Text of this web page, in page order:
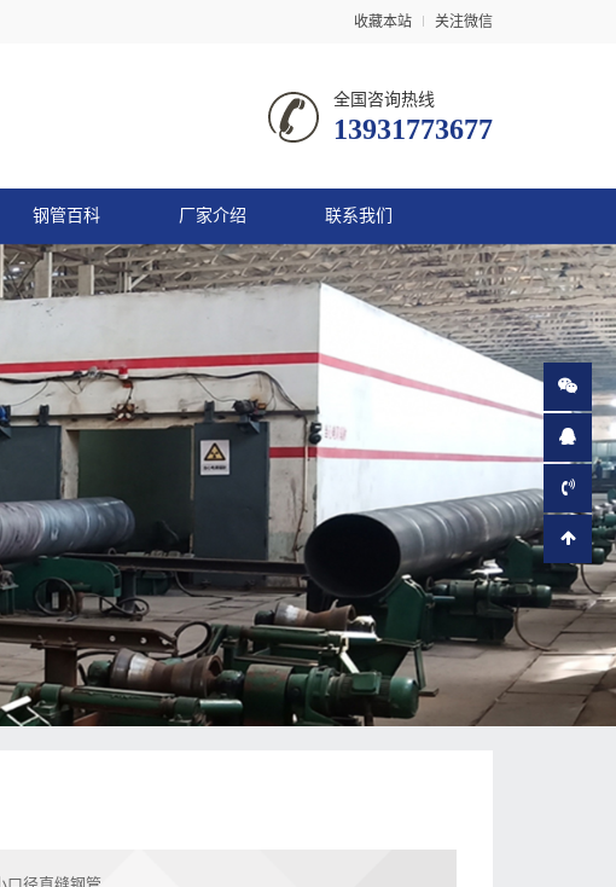
收藏本站 关注微信
全国咨询热线
13931773677
钢管百科 厂家介绍 联系我们